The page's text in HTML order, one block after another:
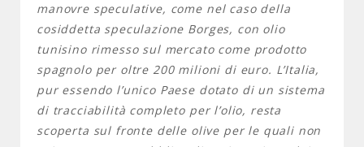
manovre speculative, come nel caso della
cosiddetta speculazione Borges, con olio
tunisino rimesso sul mercato come prodotto
spagnolo per oltre 200 milioni di euro. L’Italia,
pur essendo l’unico Paese dotato di un sistema
di tracciabilità completo per l’olio, resta
scoperta sul fronte delle olive per le quali non